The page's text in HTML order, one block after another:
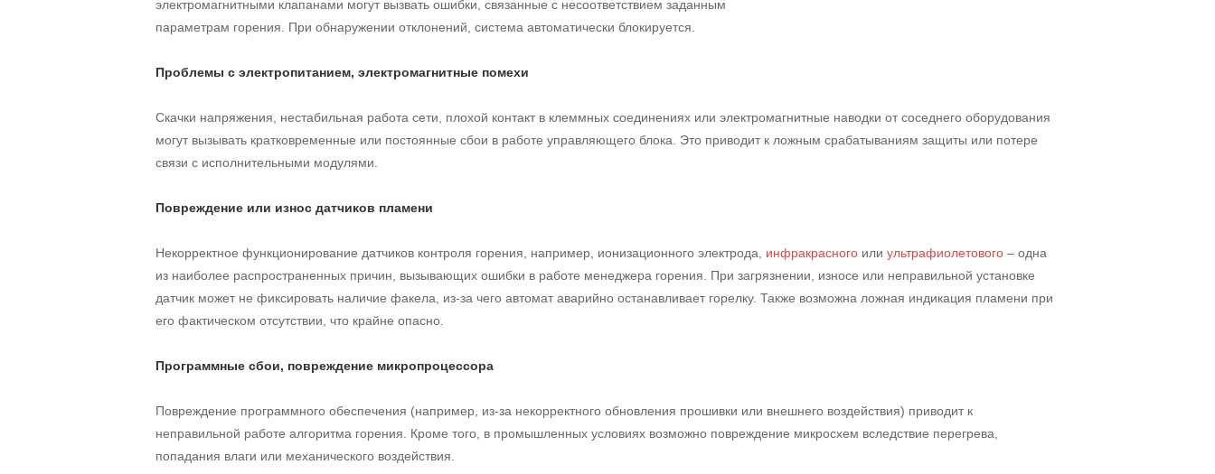
электромагнитными клапанами могут вызвать ошибки, связанные с несоответствием заданным
параметрам горения. При обнаружении отклонений, система автоматически блокируется.
Проблемы с электропитанием, электромагнитные помехи
Скачки напряжения, нестабильная работа сети, плохой контакт в клеммных соединениях или электромагнитные наводки от соседнего оборудования
могут вызывать кратковременные или постоянные сбои в работе управляющего блока. Это приводит к ложным срабатываниям защиты или потере
связи с исполнительными модулями.
Повреждение или износ датчиков пламени
Некорректное функционирование датчиков контроля горения, например, ионизационного электрода, инфракрасного или ультрафиолетового – одна
из наиболее распространенных причин, вызывающих ошибки в работе менеджера горения. При загрязнении, износе или неправильной установке
датчик может не фиксировать наличие факела, из-за чего автомат аварийно останавливает горелку. Также возможна ложная индикация пламени при
его фактическом отсутствии, что крайне опасно.
Программные сбои, повреждение микропроцессора
Повреждение программного обеспечения (например, из-за некорректного обновления прошивки или внешнего воздействия) приводит к
неправильной работе алгоритма горения. Кроме того, в промышленных условиях возможно повреждение микросхем вследствие перегрева,
попадания влаги или механического воздействия.